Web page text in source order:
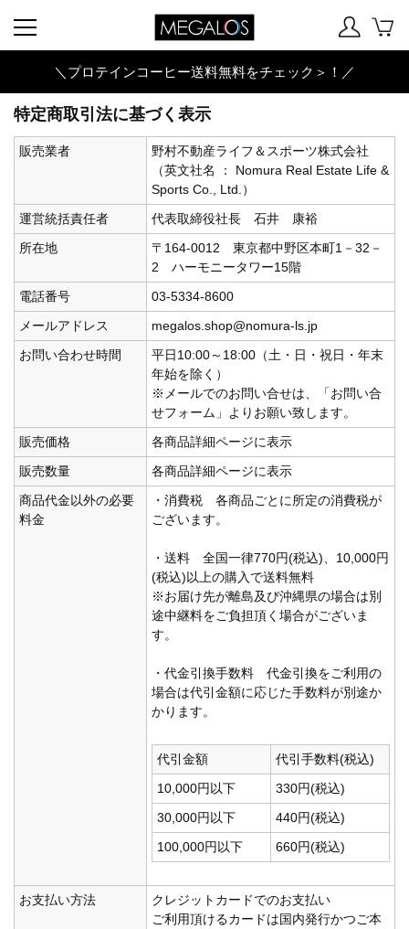
＼プロテインコーヒー送料無料をチェック＞！／
特定商取引法に基づく表示
販売業者
野村不動産ライフ＆スポーツ株式会社
（英文社名 ： Nomura Real Estate Life &
Sports Co., Ltd.）
運営統括責任者
代表取締役社長 石井 康裕
所在地
〒164-0012 東京都中野区本町1－32－
2 ハーモニータワー15階
電話番号
03-5334-8600
メールアドレス
megalos.shop@nomura-ls.jp
お問い合わせ時間
平日10:00～18:00（土・日・祝日・年末
年始を除く）
※メールでのお問い合せは、「お問い合
せフォーム」よりお願い致します。
販売価格
各商品詳細ページに表示
販売数量
各商品詳細ページに表示
商品代金以外の必要
料金
・消費税 各商品ごとに所定の消費税が
ございます。
・送料 全国一律770円(税込)、10,000円
(税込)以上の購入で送料無料
※お届け先が離島及び沖縄県の場合は別
途中継料をご負担頂く場合がございま
す。
・代金引換手数料 代金引換をご利用の
場合は代引金額に応じた手数料が別途か
かります。
代引金額
代引手数料(税込)
10,000円以下
330円(税込)
30,000円以下
440円(税込)
100,000円以下
660円(税込)
お支払い方法
クレジットカードでのお支払い
ご利用頂けるカードは国内発行かつご本